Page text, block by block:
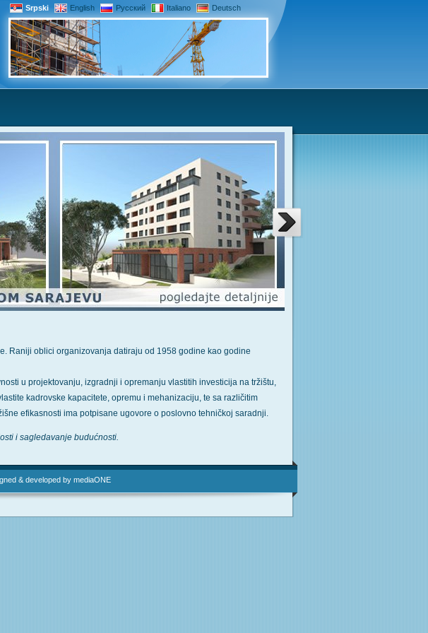
Srpski English Русский Italiano Deutsch
Raniji oblici organizovanja datiraju od 1958 godine kao godine
u projektovanju, izgradnji i opremanju vlastitih investicija na tržištu,
kadrovske kapacitete, opremu i mehanizaciju, te sa različitim
efikasnosti ima potpisane ugovore o poslovno tehničkoj saradnji.
i sagledavanje budućnosti.
& developed by mediaONE